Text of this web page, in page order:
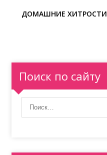
ДОМАШНИЕ ХИТРОСТИ
Поиск по сайту